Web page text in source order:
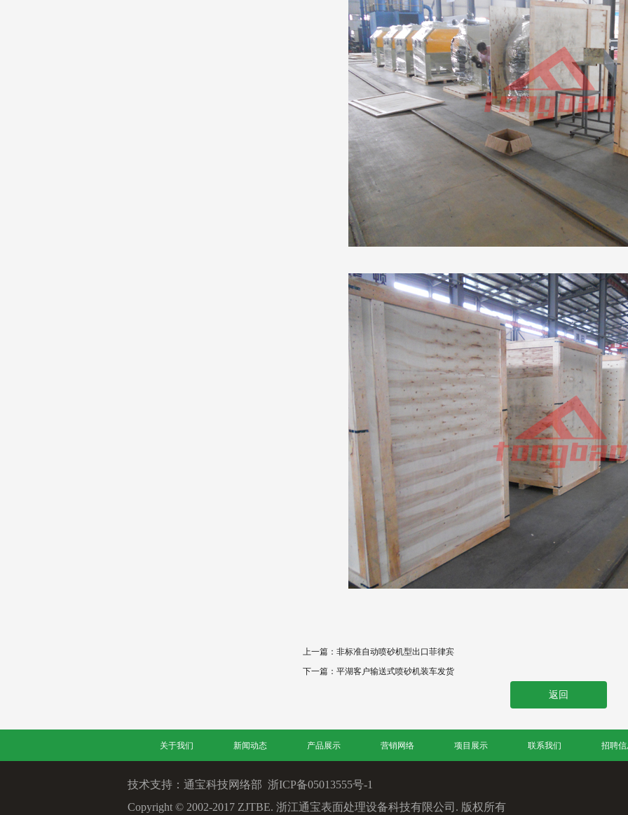
上一篇： 非标准自动喷砂机型出口菲律宾
下一篇： 平湖客户输送式喷砂机装车发货
返回
关于我们 新闻动态 产品展示 营销网络 项目展示 联系我们 招聘
技术支持：通宝科技网络部 浙ICP备05013555号-1
Copyright © 2002-2017 ZJTBE. 浙江通宝表面处理设备科技有限公司. 版权所有